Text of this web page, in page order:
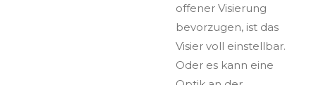
offener Visierung
bevorzugen, ist das
Visier voll einstellbar.
Oder es kann eine